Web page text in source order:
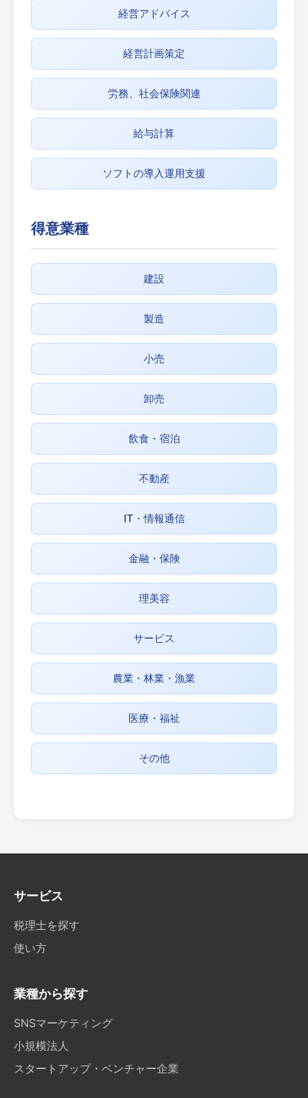
経営アドバイス
経営計画策定
労務、社会保険関連
給与計算
ソフトの導入運用支援
得意業種
建設
製造
小売
卸売
飲食・宿泊
不動産
IT・情報通信
金融・保険
理美容
サービス
農業・林業・漁業
医療・福祉
その他
サービス
税理士を探す
使い方
業種から探す
SNSマーケティング
小規模法人
スタートアップ・ベンチャー企業